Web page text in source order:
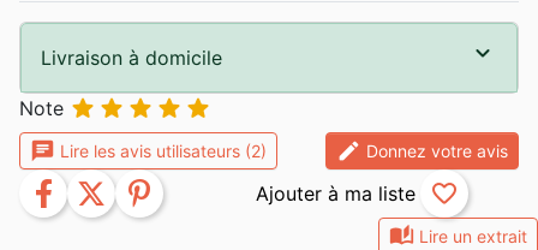
auto_stories Lire un extrait
Livraison à domicile
Note     
chat Lire les avis utilisateurs (2) edit Donnez votre avis
facebook twitter pinterest favorite_border